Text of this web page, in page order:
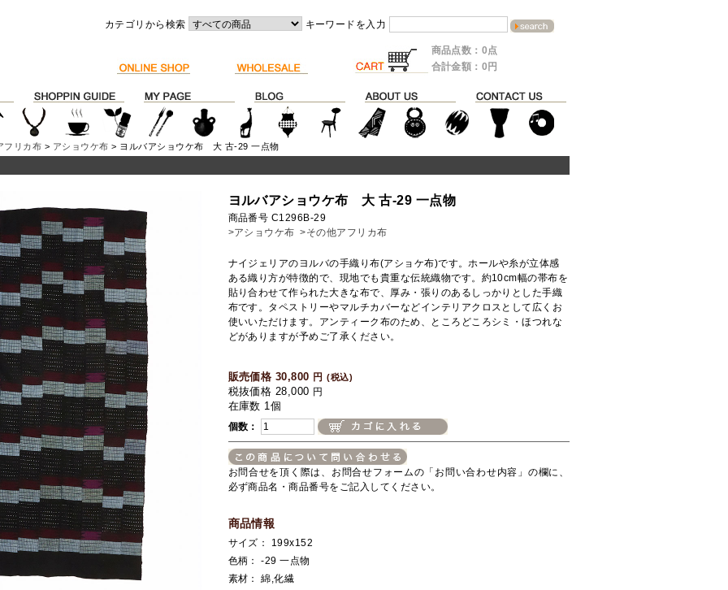
カテゴリから検索 キーワードを入力
商品点数：0点
合計金額：0円
フリカ布 > アショウケ布 > ヨルバアショウケ布 大 古-29 一点物
ヨルバアショウケ布 大 古-29 一点物
商品番号 C1296B-29
>アショウケ布 >その他アフリカ布
ナイジェリアのヨルバの手織り布(アショケ布)です。ホールや糸が立体感
ある織り方が特徴的で、現地でも貴重な伝統織物です。約10cm幅の帯布を
貼り合わせて作られた大きな布で、厚み・張りのあるしっかりとした手織
布です。タペストリーやマルチカバーなどインテリアクロスとして広くお
使いいただけます。アンティーク布のため、ところどころシミ・ほつれな
どがありますが予めご了承ください。
販売価格 30,800 円 (税込)
税抜価格 28,000 円
在庫数 1個
個数：
お問合せを頂く際は、お問合せフォームの「お問い合わせ内容」の欄に、
必ず商品名・商品番号をご記入してください。
商品情報
サイズ： 199x152
色柄： -29 一点物
素材： 綿,化繊